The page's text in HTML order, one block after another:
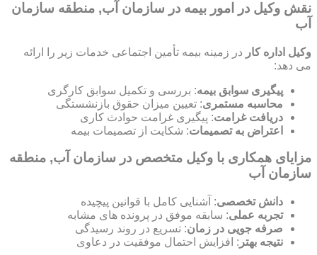
نقش وکیل در امور بیمه در سازمان آب, منطقه سازمان
آب
وکیل اداره کار در زمینه بیمه تأمین اجتماعی خدمات زیر را ارائه
می دهد:
پیگیری سوابق بیمه: بررسی و تکمیل سوابق کارگری
محاسبه مستمری: تعیین میزان حقوق بازنشستگی
دریافت غرامت: پیگیری غرامت حوادث کاری
اعتراض به تصمیمات: شکایت از تصمیمات بیمه
مزایای همکاری با وکیل متخصص در سازمان آب, منطقه
سازمان آب
دانش تخصصی: آشنایی کامل با قوانین پیچیده
تجربه عملی: سابقه موفق در پرونده های مشابه
صرفه جویی در زمان: تسریع در روند رسیدگی
نتیجه بهتر : افزایش احتمال موفقیت در دعاوی